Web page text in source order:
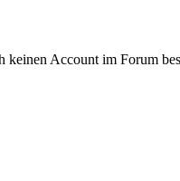
Account im Forum